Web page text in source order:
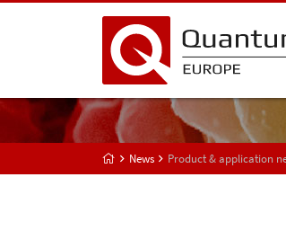
News Product & application